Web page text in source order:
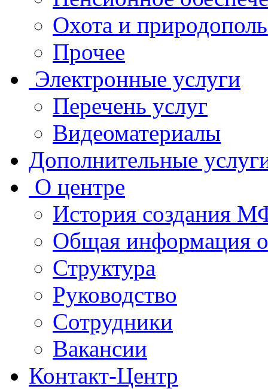
Охота и
Прочее
Электронные услуги
Перечень услуг
Видеоматериалы
Дополнительные
О центре
История создания
Общая
Структура
Руководство
Сотрудники
Вакансии
Контакт-Центр